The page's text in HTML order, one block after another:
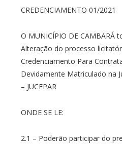
CREDENCIAMENTO 01/2021
O MUNICÍPIO DE CAMBARÁ
Alteração do processo
Credenciamento Para
Devidamente Matriculado na
– JUCEPAR
ONDE SE LE:
2.1 – Poderão participar do